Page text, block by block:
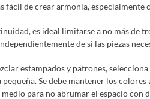
fácil de crear armonía, especialmente
es ideal limitarse a no más de
de si las piezas
estampados y patrones,
pequeña. Se debe mantener los
para no abrumar el espacio con